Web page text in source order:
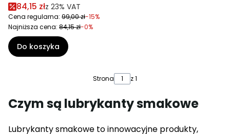
84,15 złz 23% VAT
Cena regularna: 99,00 zł-15%
Najniższa cena: 84,15 zł-0%
Do koszyka
Strona z 1
Czym są lubrykanty smakowe
Lubrykanty smakowe to innowacyjne produkty,